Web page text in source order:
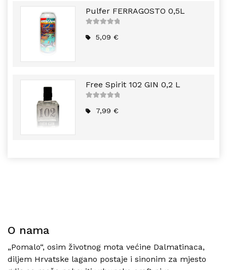
Pulfer FERRAGOSTO 0,5L
5
5,09€
Free Spirit 102 GIN 0,2 L
5
7,99€
O nama
„Pomalo“, osim životnog mota većine Dalmatinaca,
diljem Hrvatske lagano postaje i sinonim za mjesto